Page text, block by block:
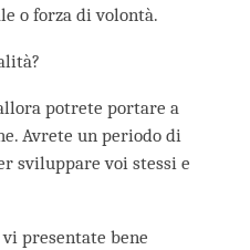
o forza di volontà.
potrete portare a
Avrete un periodo di
sviluppare voi stessi e
presentate bene